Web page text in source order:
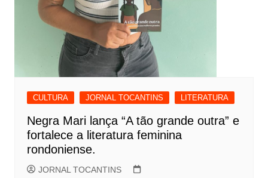
CULTURA JORNAL TOCANTINS LITERATURA
Negra Mari lança “A tão grande outra” e
fortalece a literatura feminina
rondoniense.
JORNAL TOCANTINS